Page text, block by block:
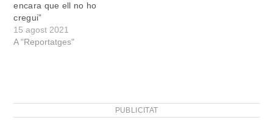
encara que ell no ho
cregui”
15 agost 2021
A "Reportatges"
PUBLICITAT